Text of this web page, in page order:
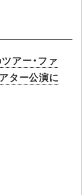
アー・ファ
ター公演に